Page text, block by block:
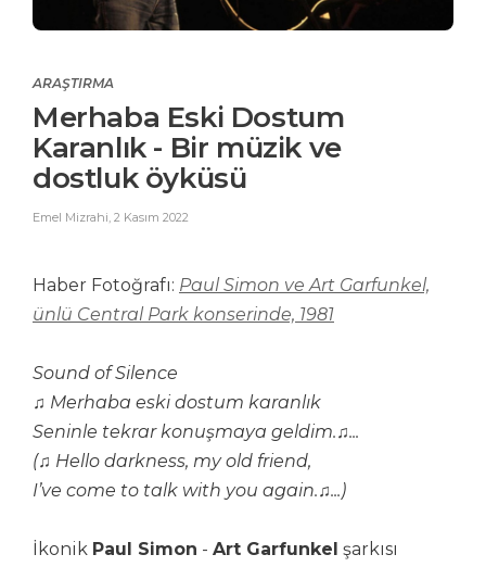
ARAŞTIRMA
Merhaba Eski Dostum
Karanlık - Bir müzik ve
dostluk öyküsü
Emel Mizrahi 2 Kasım 2022
Haber Fotoğrafı: Paul Simon ve Art Garfunkel,
ünlü Central Park konserinde, 1981
Sound of Silence
♫ Merhaba eski dostum karanlık
Seninle tekrar konuşmaya geldim.♫...
(♫ Hello darkness, my old friend,
I’ve come to talk with you again.♫...)
İkonik Paul Simon - Art Garfunkel şarkısı